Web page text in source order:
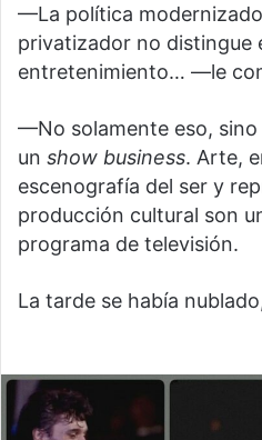
—La política
privatizador no distingue
entretenimiento… —le
—No solamente eso,
un show business. Arte,
escenografía del ser y
producción cultural son
programa de televisión.
La tarde se había